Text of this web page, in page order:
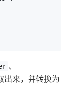
、
出来，并转换为